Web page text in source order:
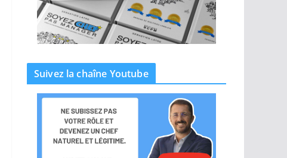
Suivez la chaîne Youtube